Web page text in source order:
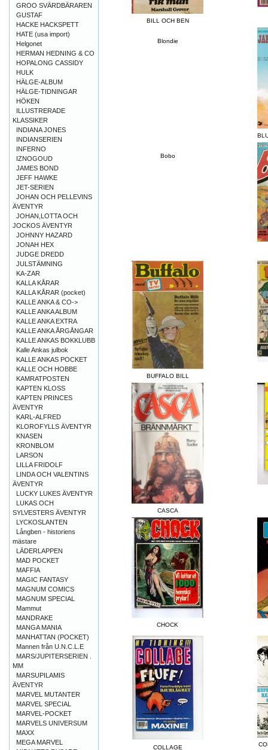
BILL OCH BEN
Blondie
Bobo
BUFFALO BILL
CASCA
CHOCK
COLLAGE
GROO SVÄRDBÄRAREN
GUSTAF
HACKE HACKSPETT
HATE (usa import)
Helgonet
HERMAN HEDNING & CO
HOPALONG CASSIDY
HULK
HÄLGE-ALBUM
HÄLGE-TIDNINGAR
HÖKEN
ILLUSTRERADE
KLASSIKER
INDIANA JONES
INDIANSERIEN
INFERNO
IZNOGOUD
JAMES BOND
JEFF HAWKE
JET-SERIEN
JOHAN OCH PELLEVINS
ÄVENTYR
JOHAN,LOTTA OCH
JOCKOS ÄVENTYR
JOHNNY HAZARD
JONAH HEX
JUDGE DREDD
JULSTÄMNING
KA-ZAR
KALLA KÅRAR
KALLA KÅRAR (pocket)
KALLE ANKA & CO->
KALLE ANKA ALBUM
KALLE ANKA EXTRA
KALLE ANKA ÅRGÅNGAR
KALLE ANKAS BOKKLUBB
Kalle Ankas julbok
KALLE ANKAS POCKET
KALLE OCH HOBBE
KAMRATPOSTEN
KAPTEN KLOSS
KAPTEN PRINCES
ÄVENTYR
KARL-ALFRED
KLOROFYLLS ÄVENTYR
KNASEN
KRONBLOM
LARSON
LILLA FRIDOLF
LINDA OCH VALENTINS
ÄVENTYR
LUCKY LUKES ÄVENTYR
LUKAS OCH
SYLVESTERS ÄVENTYR
LYCKOSLANTEN
Långben - historiens
mästare
LÄDERLAPPEN
MAD POCKET
MAFFIA
MAGIC FANTASY
MAGNUM COMICS
MAGNUM SPECIAL
Mammut
MANDRAKE
MANGA MANIA
MANHATTAN (POCKET)
Mannen från U.N.C.L.E
MARS/JUPITERSERIEN .
MM
MARSUPILAMIS
ÄVENTYR
MARVEL MUTANTER
MARVEL SPECIAL
MARVEL-POCKET
MARVELS UNIVERSUM
MAXX
MEGA MARVEL